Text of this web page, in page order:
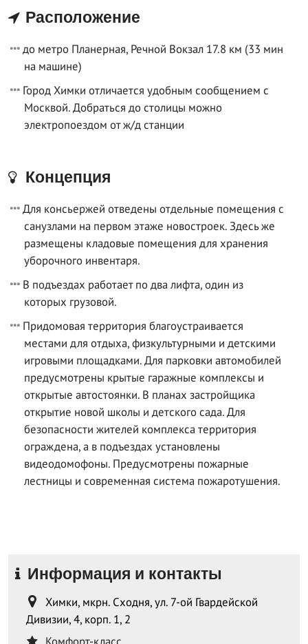
Расположение
до метро Планерная, Речной Вокзал 17.8 км (33 мин
на машине)
Город Химки отличается удобным сообщением с
Москвой. Добраться до столицы можно
электропоездом от ж/д станции
Концепция
Для консьержей отведены отдельные помещения с
санузлами на первом этаже новостроек. Здесь же
размещены кладовые помещения для хранения
уборочного инвентаря.
В подъездах работает по два лифта, один из
которых грузовой.
Придомовая территория благоустраивается
местами для отдыха, физкультурными и детскими
игровыми площадками. Для парковки автомобилей
предусмотрены крытые гаражные комплексы и
открытые автостоянки. В планах застройщика
открытие новой школы и детского сада. Для
безопасности жителей комплекса территория
ограждена, а в подъездах установлены
видеодомофоны. Предусмотрены пожарные
лестницы и современная система пожаротушения.
Информация и контакты
Химки, мкрн. Сходня, ул. 7-ой Гвардейской
Дивизии, 4, корп. 1, 2
Комфорт-класс